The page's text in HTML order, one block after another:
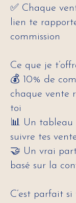
✅ Chaque
lien te
commission
Ce que je
💰 10% de
chaque vente
toi
📊 Un
suivre tes
🤝 Un vrai
basé sur la
C’est parfait si